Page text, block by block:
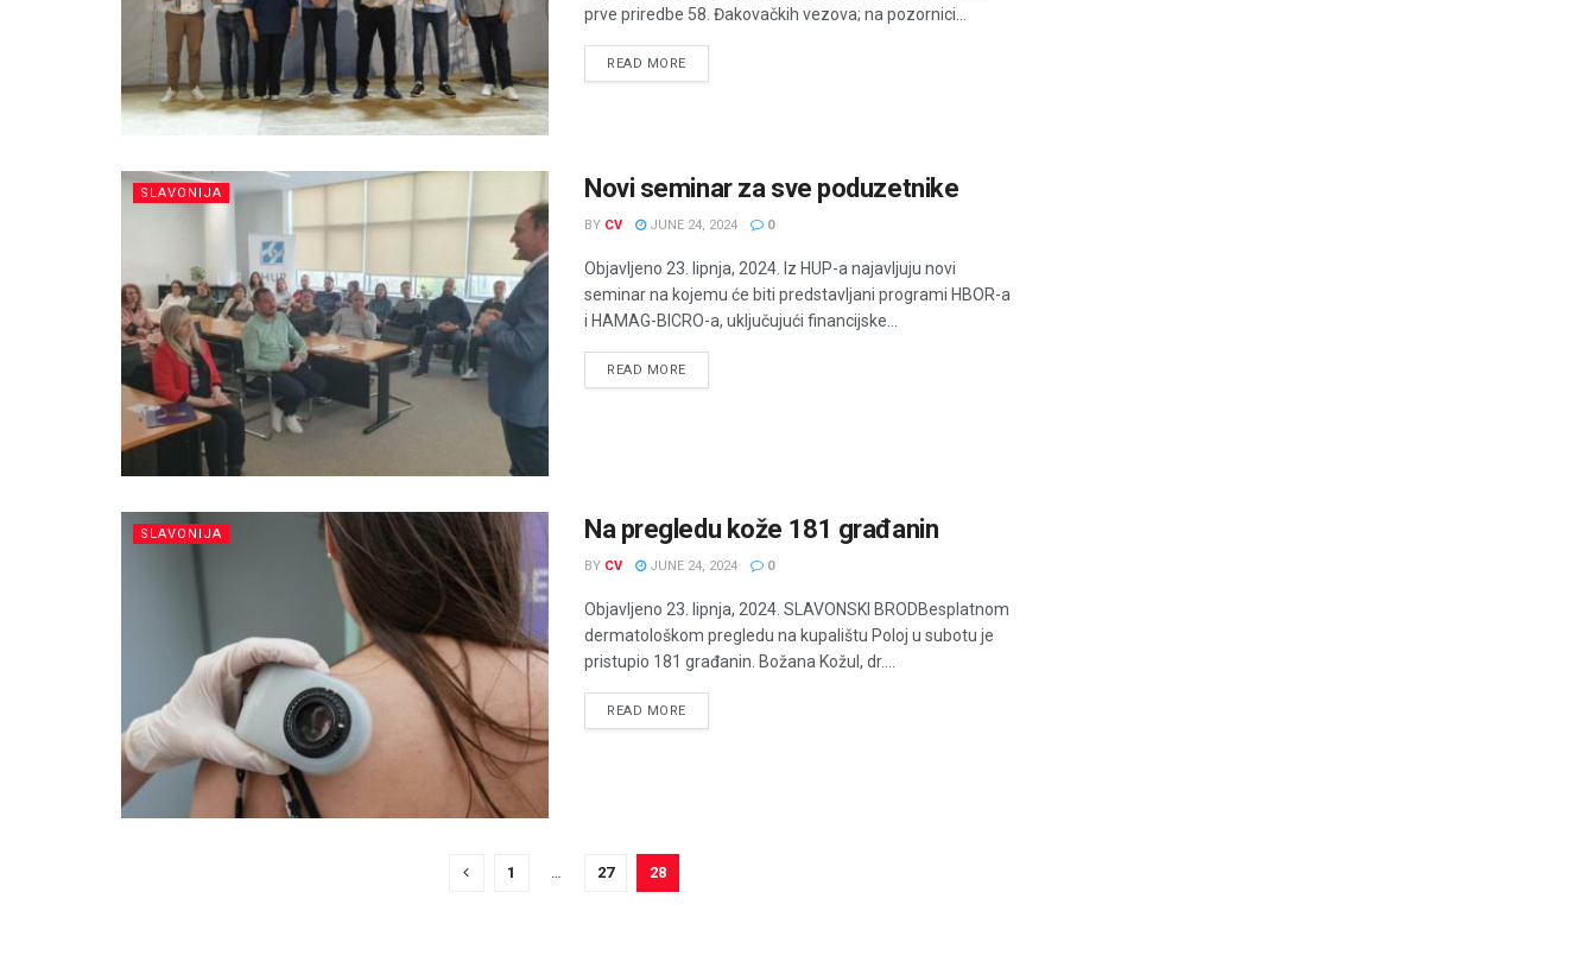
prve priredbe 58. Đakovačkih vezova; na pozornici...
READ MORE
SLAVONIJA Novi seminar za sve poduzetnike
BY CV JUNE 24, 2024 0
Objavljeno 23. lipnja, 2024. Iz HUP-a najavljuju novi
seminar na kojemu će biti predstavljani programi HBOR-a
i HAMAG-BICRO-a, uključujući financijske...
READ MORE
SLAVONIJA Na pregledu kože 181 građanin
BY CV JUNE 24, 2024 0
Objavljeno 23. lipnja, 2024. SLAVONSKI BRODBesplatnom
dermatološkom pregledu na kupalištu Poloj u subotu je
pristupio 181 građanin. Božana Kožul, dr....
READ MORE
1 27 28